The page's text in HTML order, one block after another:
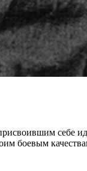
себе
боевым